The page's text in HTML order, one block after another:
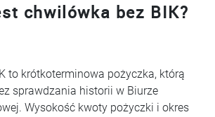
chwilówka bez BIK?
to krótkoterminowa pożyczka, którą
sprawdzania historii w Biurze
Wysokość kwoty pożyczki i okres